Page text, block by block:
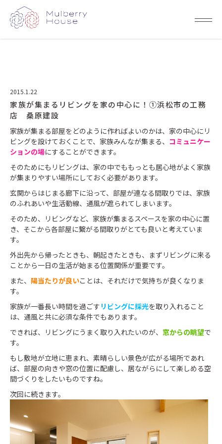
2015.1.22
家族が集まるリビングを家の中心に！①浜松市の工務
店 桑原建設
家族が集まる部屋をどのように作ればよいのかは、家の中心にリ
ビングを設けておくことで、家族みんなが集まる、 コミュニケー
ションの場にすることができます。
そのためにもリビングは、家の中でももっとも居心地がよく家族
が集まりやすい場所にしておく必要があります。
玄関からはじまる廊下に沿って、部屋が連なる間取りでは、家族
のふれあいや生活動線、通風が遮られてしまいます。
そのため、リビングなど、家族が集まるスペースを家の中心に置
き、そこから各部屋に繋がる間取りがとても良いと考えていま
す。
外出先から帰ったときも、朝起きたときも、まずリビングに来る
ことから一日の生活が始まる位置関係が重要です。
また、 陽当たりが良いことは、それだけで気持ちが良くなりま
す。
家族が一番長い時間を過ごす リビングに採光を取り入れること
は、通風と共に必須な条件でもあります。
できれば、リビングにうまく取り入れたいのが、 窓からの眺望で
す。
もし敷地が立地に恵まれ、素晴らしい景色が広がる場所であれ
ば、部屋の向きや窓の位置に配慮し、居ながらにして楽しめる空
間づくりをしたいものですね。
次回に続きます。